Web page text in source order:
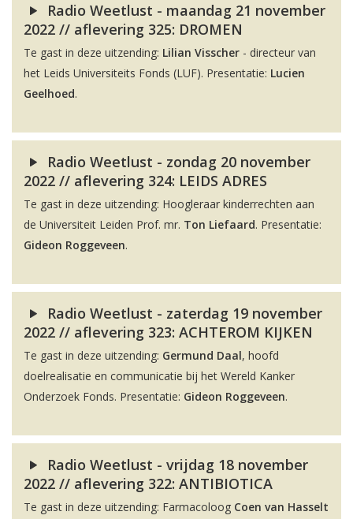
Radio Weetlust - maandag 21 november
2022 // aflevering 325: DROMEN
Te gast in deze uitzending: Lilian Visscher - directeur van
het Leids Universiteits Fonds (LUF). Presentatie: Lucien
Geelhoed.
Radio Weetlust - zondag 20 november
2022 // aflevering 324: LEIDS ADRES
Te gast in deze uitzending: Hoogleraar kinderrechten aan
de Universiteit Leiden Prof. mr. Ton Liefaard. Presentatie:
Gideon Roggeveen.
Radio Weetlust - zaterdag 19 november
2022 // aflevering 323: ACHTEROM KIJKEN
Te gast in deze uitzending: Germund Daal, hoofd
doelrealisatie en communicatie bij het Wereld Kanker
Onderzoek Fonds. Presentatie: Gideon Roggeveen.
Radio Weetlust - vrijdag 18 november
2022 // aflevering 322: ANTIBIOTICA
Te gast in deze uitzending: Farmacoloog Coen van Hasselt